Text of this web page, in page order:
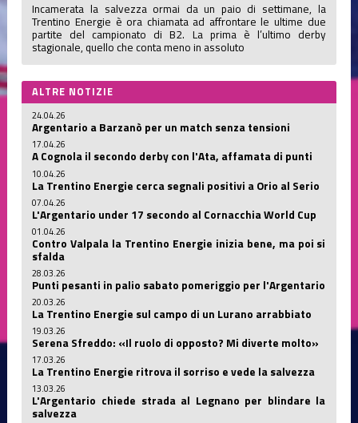
Incamerata la salvezza ormai da un paio di settimane, la
Trentino Energie è ora chiamata ad affrontare le ultime due
partite del campionato di B2. La prima è l’ultimo derby
stagionale, quello che conta meno in assoluto
ALTRE NOTIZIE
24.04.26
Argentario a Barzanò per un match senza tensioni
17.04.26
A Cognola il secondo derby con l'Ata, affamata di punti
10.04.26
La Trentino Energie cerca segnali positivi a Orio al Serio
07.04.26
L'Argentario under 17 secondo al Cornacchia World Cup
01.04.26
Contro Valpala la Trentino Energie inizia bene, ma poi si
sfalda
28.03.26
Punti pesanti in palio sabato pomeriggio per l'Argentario
20.03.26
La Trentino Energie sul campo di un Lurano arrabbiato
19.03.26
Serena Sfreddo: «Il ruolo di opposto? Mi diverte molto»
17.03.26
La Trentino Energie ritrova il sorriso e vede la salvezza
13.03.26
L'Argentario chiede strada al Legnano per blindare la
salvezza